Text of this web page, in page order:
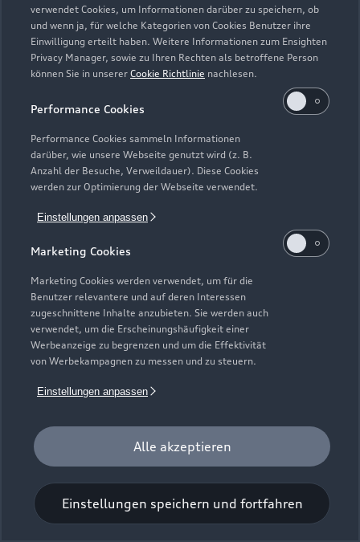
verwendet Cookies, um Informationen darüber zu speichern, ob
und wenn ja, für welche Kategorien von Cookies Benutzer ihre
Einwilligung erteilt haben. Weitere Informationen zum Ensighten
Privacy Manager, sowie zu Ihren Rechten als betroffene Person
können Sie in unserer Cookie Richtlinie nachlesen.
Performance Cookies
Performance Cookies sammeln Informationen
darüber, wie unsere Webseite genutzt wird (z. B.
Anzahl der Besuche, Verweildauer). Diese Cookies
werden zur Optimierung der Webseite verwendet.
Einstellungen anpassen
Marketing Cookies
Marketing Cookies werden verwendet, um für die
Benutzer relevantere und auf deren Interessen
zugeschnittene Inhalte anzubieten. Sie werden auch
verwendet, um die Erscheinungshäufigkeit einer
Werbeanzeige zu begrenzen und um die Effektivität
von Werbekampagnen zu messen und zu steuern.
Einstellungen anpassen
Alle akzeptieren
Einstellungen speichern und fortfahren
Praktisches Set zur intensiven Reinigung und
Pflege von Leder und Kunstleder.
Zur Audi Shopping World
Universal-Reinigungstuch
Für einen glänzenden Eindruck.
Zur Audi Shopping World